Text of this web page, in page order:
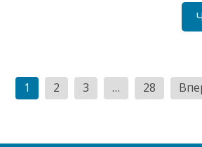
Пагинация
записей
1 2 3 … 28